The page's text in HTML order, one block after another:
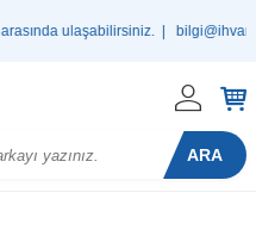
ulaşabilirsiniz. |
ARA